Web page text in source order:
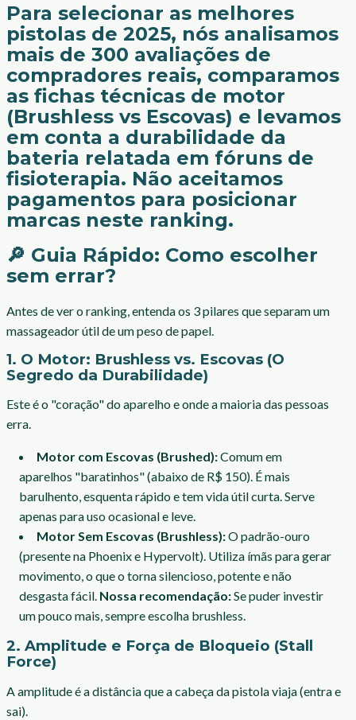
Para selecionar as melhores
pistolas de 2025, nós analisamos
mais de 300 avaliações de
compradores reais, comparamos
as fichas técnicas de motor
(Brushless vs Escovas) e levamos
em conta a durabilidade da
bateria relatada em fóruns de
fisioterapia. Não aceitamos
pagamentos para posicionar
marcas neste ranking.
🔎 Guia Rápido: Como escolher
sem errar?
Antes de ver o ranking, entenda os 3 pilares que separam um
massageador útil de um peso de papel.
1. O Motor: Brushless vs. Escovas (O
Segredo da Durabilidade)
Este é o "coração" do aparelho e onde a maioria das pessoas
erra.
Motor com Escovas (Brushed):Comum em
aparelhos "baratinhos" (abaixo de R$ 150). É mais
barulhento, esquenta rápido e tem vida útil curta. Serve
apenas para uso ocasional e leve.
Motor Sem Escovas (Brushless):O padrão-ouro
(presente na Phoenix e Hypervolt). Utiliza ímãs para gerar
movimento, o que o torna silencioso, potente e não
desgasta fácil. Nossa recomendação:Se puder investir
um pouco mais, sempre escolha brushless.
2. Amplitude e Força de Bloqueio (Stall
Force)
A amplitude é a distância que a cabeça da pistola viaja (entra e
sai).